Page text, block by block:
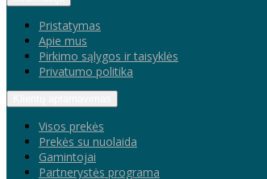
Pristatymas
Apie mus
Pirkimo sąlygos ir taisyklės
Privatumo politika
Visos prekės
Prekės su nuolaida
Gamintojai
Partnerystės programa